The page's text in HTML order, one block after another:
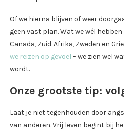
Of we hierna blijven of weer
geen vast plan. Wat we wél
Canada, Zuid-Afrika, Zweden en
we reizen op gevoel – we zien wel
wordt.
Onze grootste tip:
Laat je niet tegenhouden door
van anderen. Vrij leven begint bij